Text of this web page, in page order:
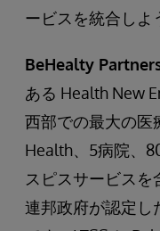
ービスを統合しよ
BeHealty
ある Health New
西部での最大の医
Health、5病院、
スピスサービスを
連邦政府が認定し